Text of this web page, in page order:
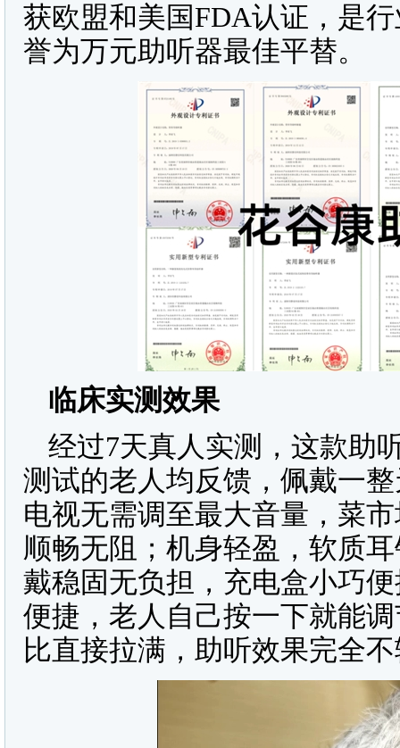
获欧盟和美国FDA认证，是
誉为万元助听器最佳平替。
临床实测效果
经过7天真人实测，这款助
测试的老人均反馈，佩戴一
电视无需调至最大音量，菜
顺畅无阻；机身轻盈，软质
戴稳固无负担，充电盒小巧
便捷，老人自己按一下就能
比直接拉满，助听效果完全